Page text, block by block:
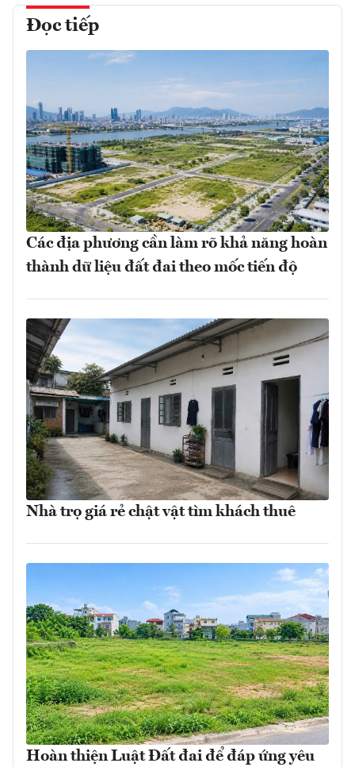
Đọc tiếp
Các địa phương cần làm rõ khả năng hoàn
thành dữ liệu đất đai theo mốc tiến độ
Nhà trọ giá rẻ chật vật tìm khách thuê
Hoàn thiện Luật Đất đai để đáp ứng yêu